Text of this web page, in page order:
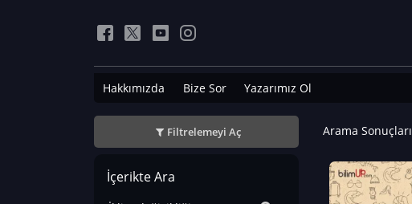
Hakkımızda Bize Sor Yazarımız Ol
Filtrelemeyi Aç
İçerikte Ara
Arama Sonuçları